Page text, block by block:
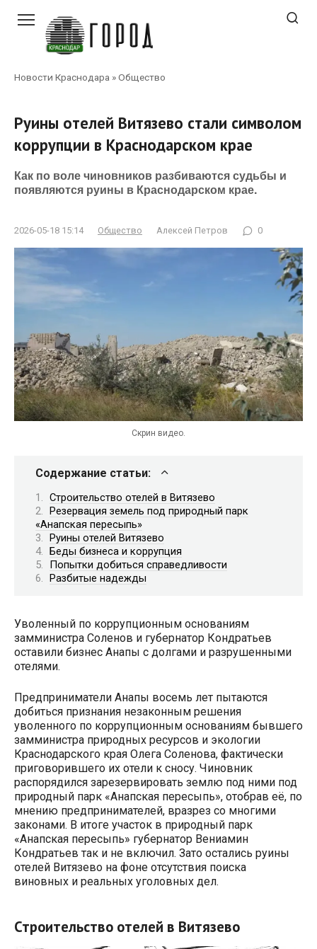
контенту
Новости Краснодара »Общество
Руины отелей Витязево стали символом
коррупции в Краснодарском крае
Как по воле чиновников разбиваются судьбы и
появляются руины в Краснодарском крае.
2026-05-18 15:14 Общество Алексей Петров 0
Скрин видео.
Содержание статьи:
Строительство отелей в Витязево
Резервация земель под природный парк
«Анапская пересыпь»
Руины отелей Витязево
Беды бизнеса и коррупция
Попытки добиться справедливости
Разбитые надежды
Уволенный по коррупционным основаниям
замминистра Соленов и губернатор Кондратьев
оставили бизнес Анапы с долгами и разрушенными
отелями.
Предприниматели Анапы восемь лет пытаются
добиться признания незаконным решения
уволенного по коррупционным основаниям бывшего
замминистра природных ресурсов и экологии
Краснодарского края Олега Соленова, фактически
приговорившего их отели к сносу. Чиновник
распорядился зарезервировать землю под ними под
природный парк «Анапская пересыпь», отобрав её, по
мнению предпринимателей, вразрез со многими
законами. В итоге участок в природный парк
«Анапская пересыпь» губернатор Вениамин
Кондратьев так и не включил. Зато остались руины
отелей Витязево на фоне отсутствия поиска
виновных и реальных уголовных дел.
Строительство отелей в Витязево